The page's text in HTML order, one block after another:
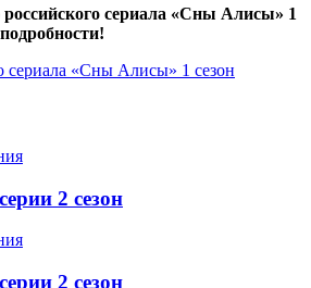
сериала «Сны Алисы» 1
сериала «Сны Алисы» 1 сезон
2 сезон
2 сезон